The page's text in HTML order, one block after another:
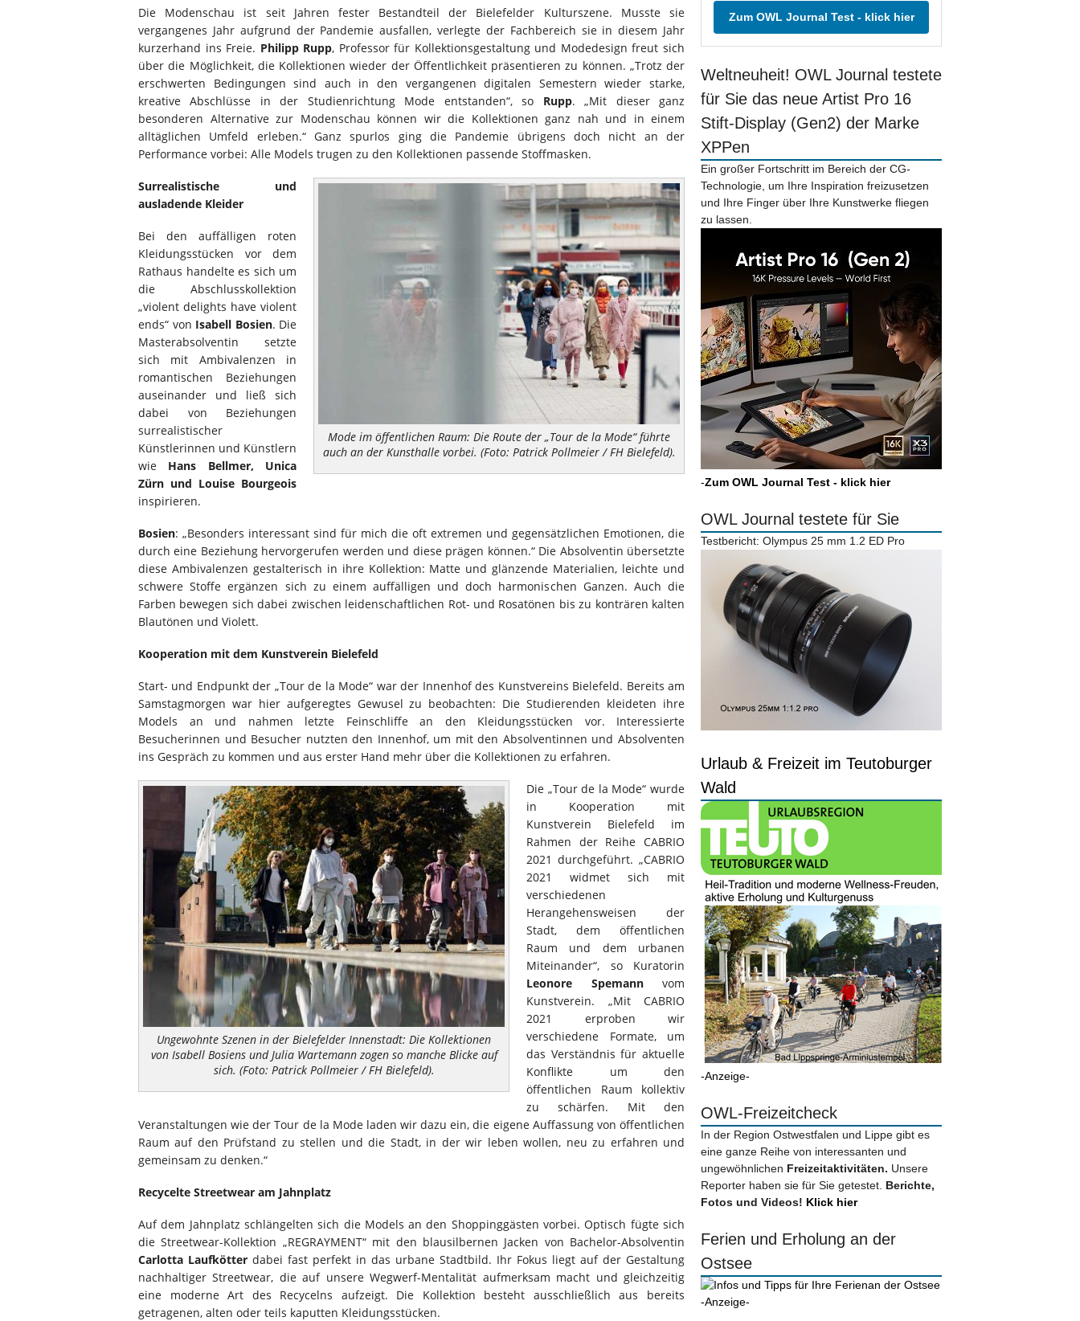
Die Modenschau ist seit Jahren fester Bestandteil der Bielefelder Kulturszene. Musste sie
vergangenes Jahr aufgrund der Pandemie ausfallen, verlegte der Fachbereich sie in diesem Jahr
kurzerhand ins Freie. Philipp Rupp, Professor für Kollektionsgestaltung und Modedesign freut sich
über die Möglichkeit, die Kollektionen wieder der Öffentlichkeit präsentieren zu können. „Trotz der
erschwerten Bedingungen sind auch in den vergangenen digitalen Semestern wieder starke,
kreative Abschlüsse in der Studienrichtung Mode entstanden“, so Rupp. „Mit dieser ganz
besonderen Alternative zur Modenschau können wir die Kollektionen ganz nah und in einem
alltäglichen Umfeld erleben.“ Ganz spurlos ging die Pandemie übrigens doch nicht an der
Performance vorbei: Alle Models trugen zu den Kollektionen passende Stoffmasken.
Mode im öffentlichen Raum: Die Route der „Tour de la Mode“ führte
auch an der Kunsthalle vorbei. (Foto: Patrick Pollmeier / FH Bielefeld).
Surrealistische und
ausladende Kleider
Bei den auffälligen roten
Kleidungsstücken vor dem
Rathaus handelte es sich um
die Abschlusskollektion
„violent delights have violent
ends“ von Isabell Bosien. Die
Masterabsolventin setzte
sich mit Ambivalenzen in
romantischen Beziehungen
auseinander und ließ sich
dabei von Beziehungen
surrealistischer
Künstlerinnen und Künstlern
wie Hans Bellmer, Unica
Zürn und Louise Bourgeois
inspirieren.
Bosien: „Besonders interessant sind für mich die oft extremen und gegensätzlichen Emotionen, die
durch eine Beziehung hervorgerufen werden und diese prägen können.“ Die Absolventin übersetzte
diese Ambivalenzen gestalterisch in ihre Kollektion: Matte und glänzende Materialien, leichte und
schwere Stoffe ergänzen sich zu einem auffälligen und doch harmonischen Ganzen. Auch die
Farben bewegen sich dabei zwischen leidenschaftlichen Rot- und Rosatönen bis zu konträren kalten
Blautönen und Violett.
Kooperation mit dem Kunstverein Bielefeld
Start- und Endpunkt der „Tour de la Mode“ war der Innenhof des Kunstvereins Bielefeld. Bereits am
Samstagmorgen war hier aufgeregtes Gewusel zu beobachten: Die Studierenden kleideten ihre
Models an und nahmen letzte Feinschliffe an den Kleidungsstücken vor. Interessierte
Besucherinnen und Besucher nutzten den Innenhof, um mit den Absolventinnen und Absolventen
ins Gespräch zu kommen und aus erster Hand mehr über die Kollektionen zu erfahren.
Ungewohnte Szenen in der Bielefelder Innenstadt: Die Kollektionen
von Isabell Bosiens und Julia Wartemann zogen so manche Blicke auf
sich. (Foto: Patrick Pollmeier / FH Bielefeld).
Die „Tour de la Mode“ wurde
in Kooperation mit
Kunstverein Bielefeld im
Rahmen der Reihe CABRIO
2021 durchgeführt. „CABRIO
2021 widmet sich mit
verschiedenen
Herangehensweisen der
Stadt, dem öffentlichen
Raum und dem urbanen
Miteinander“, so Kuratorin
Leonore Spemannvom
Kunstverein. „Mit CABRIO
2021 erproben wir
verschiedene Formate, um
das Verständnis für aktuelle
Konflikte um den
öffentlichen Raum kollektiv
zu schärfen. Mit den
Veranstaltungen wie der Tour de la Mode laden wir dazu ein, die eigene Auffassung von öffentlichen
Raum auf den Prüfstand zu stellen und die Stadt, in der wir leben wollen, neu zu erfahren und
gemeinsam zu denken.“
Recycelte Streetwear am Jahnplatz
Auf dem Jahnplatz schlängelten sich die Models an den Shoppinggästen vorbei. Optisch fügte sich
die Streetwear-Kollektion „REGRAYMENT“ mit den blausilbernen Jacken von Bachelor-Absolventin
Carlotta Laufkötter dabei fast perfekt in das urbane Stadtbild. Ihr Fokus liegt auf der Gestaltung
nachhaltiger Streetwear, die auf unsere Wegwerf-Mentalität aufmerksam macht und gleichzeitig
eine moderne Art des Recycelns aufzeigt. Die Kollektion besteht ausschließlich aus bereits
getragenen, alten oder teils kaputten Kleidungsstücken.
Zum OWL Journal Test - klick hier
Weltneuheit! OWL Journal testete
für Sie das neue Artist Pro 16
Stift-Display (Gen2) der Marke
XPPen
Ein großer Fortschritt im Bereich der CG-
Technologie, um Ihre Inspiration freizusetzen
und Ihre Finger über Ihre Kunstwerke fliegen
zu lassen.
-Zum OWL Journal Test - klick hier
OWL Journal testete für Sie
Testbericht: Olympus 25 mm 1.2 ED Pro
Urlaub & Freizeit im Teutoburger
Wald
-Anzeige-
OWL-Freizeitcheck
In der Region Ostwestfalen und Lippe gibt es
eine ganze Reihe von interessanten und
ungewöhnlichen Freizeitaktivitäten. Unsere
Reporter haben sie für Sie getestet. Berichte,
Fotos und Videos! Klick hier
Ferien und Erholung an der
Ostsee
-Anzeige-